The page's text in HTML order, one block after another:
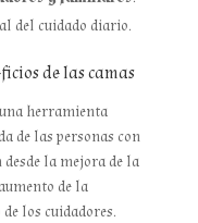
del cuidado diario.
de las camas
herramienta
de las personas con
la mejora de la
de la
los cuidadores.